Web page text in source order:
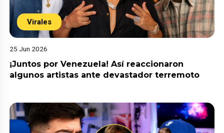
Virales
25 Jun 2026
¡Juntos por Venezuela! Así reaccionaron
algunos artistas ante devastador terremoto